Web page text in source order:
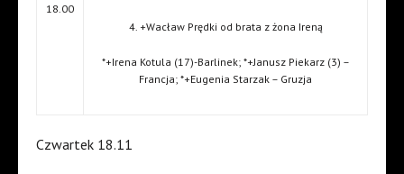
18.00
4. +Wacław Prędki od brata z żona Ireną
*+Irena Kotula (17)-Barlinek; *+Janusz Piekarz (3) –
Francja; *+Eugenia Starzak – Gruzja
Czwartek 18.11